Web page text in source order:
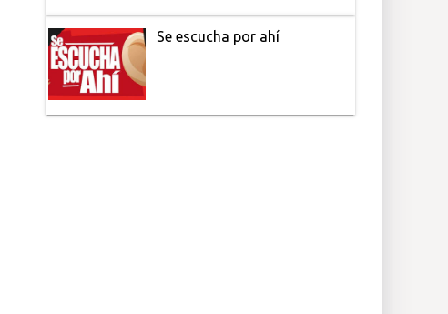
Se escucha por ahí